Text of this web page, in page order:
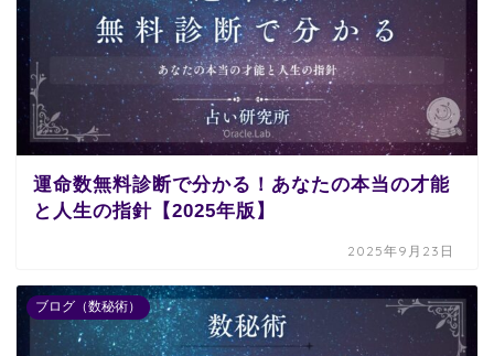
運命数無料診断で分かる！あなたの本当の才能
と人生の指針【2025年版】
2025年9月23日
ブログ（数秘術）